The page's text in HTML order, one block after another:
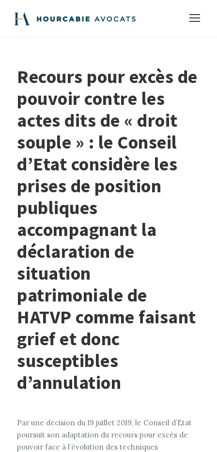
Recours pour excès de
pouvoir contre les
actes dits de « droit
souple » : le Conseil
d’Etat considère les
prises de position
publiques
accompagnant la
déclaration de
situation
patrimoniale de
HATVP comme faisant
grief et donc
susceptibles
d’annulation
Par une décision du 19 juillet 2019, le Conseil d’Etat
poursuit son adaptation du recours pour excès de
pouvoir face à l’évolution des techniques